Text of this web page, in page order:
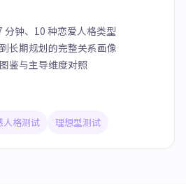
分钟、10 种恋爱人格类型
长期规划的完整关系画像
鉴与主导维度对照
人格测试 理想型测试